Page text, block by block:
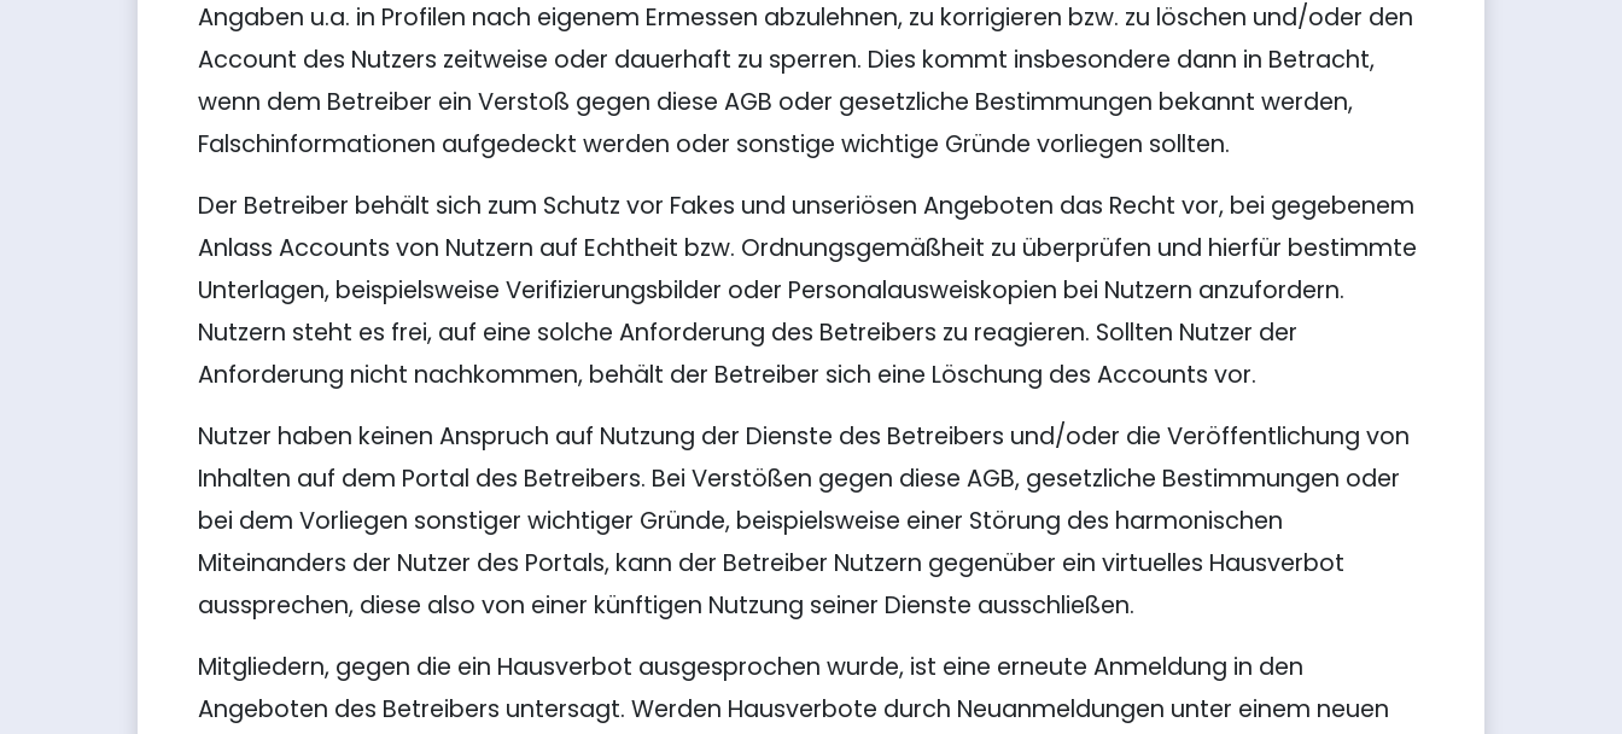
Angaben u.a. in Profilen nach eigenem Ermessen abzulehnen, zu korrigieren bzw. zu löschen und/oder den
Account des Nutzers zeitweise oder dauerhaft zu sperren. Dies kommt insbesondere dann in Betracht,
wenn dem Betreiber ein Verstoß gegen diese AGB oder gesetzliche Bestimmungen bekannt werden,
Falschinformationen aufgedeckt werden oder sonstige wichtige Gründe vorliegen sollten.
Der Betreiber behält sich zum Schutz vor Fakes und unseriösen Angeboten das Recht vor, bei gegebenem
Anlass Accounts von Nutzern auf Echtheit bzw. Ordnungsgemäßheit zu überprüfen und hierfür bestimmte
Unterlagen, beispielsweise Verifizierungsbilder oder Personalausweiskopien bei Nutzern anzufordern.
Nutzern steht es frei, auf eine solche Anforderung des Betreibers zu reagieren. Sollten Nutzer der
Anforderung nicht nachkommen, behält der Betreiber sich eine Löschung des Accounts vor.
Nutzer haben keinen Anspruch auf Nutzung der Dienste des Betreibers und/oder die Veröffentlichung von
Inhalten auf dem Portal des Betreibers. Bei Verstößen gegen diese AGB, gesetzliche Bestimmungen oder
bei dem Vorliegen sonstiger wichtiger Gründe, beispielsweise einer Störung des harmonischen
Miteinanders der Nutzer des Portals, kann der Betreiber Nutzern gegenüber ein virtuelles Hausverbot
aussprechen, diese also von einer künftigen Nutzung seiner Dienste ausschließen.
Mitgliedern, gegen die ein Hausverbot ausgesprochen wurde, ist eine erneute Anmeldung in den
Angeboten des Betreibers untersagt. Werden Hausverbote durch Neuanmeldungen unter einem neuen